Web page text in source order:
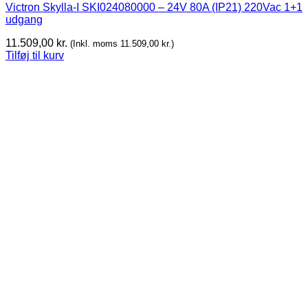
Victron Skylla-I SKI024080000 – 24V 80A (IP21) 220Vac 1+1
udgang
11.509,00 kr. (Inkl. moms 11.509,00 kr.)
Tilføj til kurv